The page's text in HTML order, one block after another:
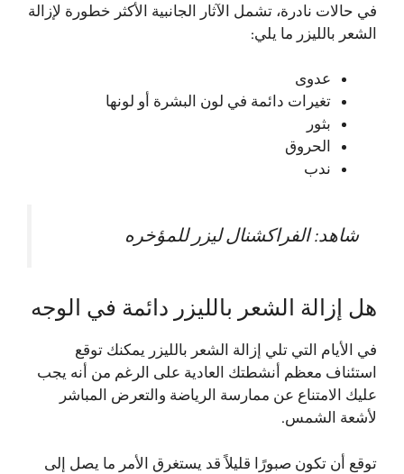
في حالات نادرة، تشمل الآثار الجانبية الأكثر خطورة لإزالة
الشعر بالليزر ما يلي:
عدوى
تغيرات دائمة في لون البشرة أو لونها
بثور
الحروق
ندب
شاهد:الفراكشنال ليزر للمؤخره
هل إزالة الشعر بالليزر دائمة في الوجه
في الأيام التي تلي إزالة الشعر بالليزر يمكنك توقع
استئناف معظم أنشطتك العادية على الرغم من أنه يجب
عليك الامتناع عن ممارسة الرياضة والتعرض المباشر
لأشعة الشمس.
توقع أن تكون صبورًا قليلاً قد يستغرق الأمر ما يصل إلى